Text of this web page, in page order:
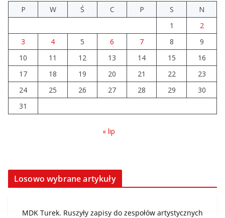
P
W Ś C P S
N
1
2
3
4 5 6 7 8
9
10
11 12 13 14 15
16
17
18 19 20 21 22
23
24
25 26 27 28 29
30
31
« lip
Losowo wybrane artykuły
MDK Turek. Ruszyły zapisy do zespołów artystycznych